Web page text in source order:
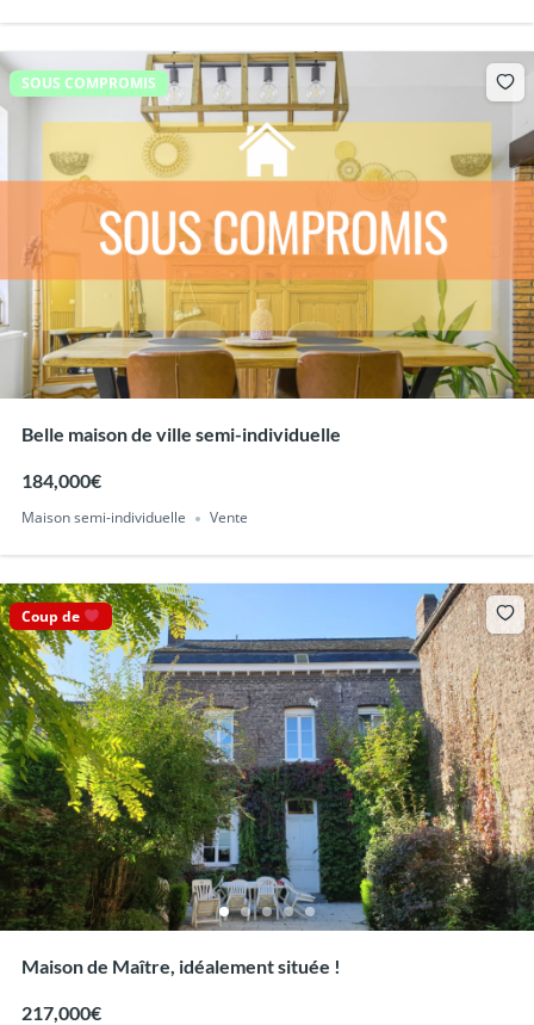
SOUS COMPROMIS
Belle maison de ville semi-individuelle
184,000€
Maison semi-individuelle Vente
Coup de
Maison de Maître, idéalement située !
217,000€